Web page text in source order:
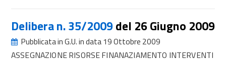
Delibera n. 35/2009del 26 Giugno 2009
Pubblicata in G.U. in data 19 Ottobre 2009
ASSEGNAZIONE RISORSE FINANAZIAMENTO INTERVENTI